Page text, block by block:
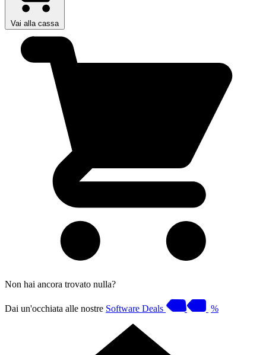
Vai alla cassa
Non hai ancora trovato nulla?
Dai un'occhiata alle nostre Software Deals %